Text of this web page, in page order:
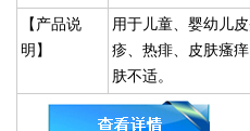
【产品说
明】
用于儿童、婴幼儿
疹、热痱、皮肤瘙
肤不适。